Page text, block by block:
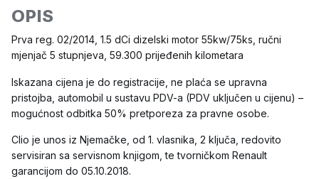
OPIS
Prva reg. 02/2014, 1.5 dCi dizelski motor 55kw/75ks, ručni
mjenjač 5 stupnjeva, 59.300 prijeđenih kilometara
Iskazana cijena je do registracije, ne plaća se upravna
pristojba, automobil u sustavu PDV-a (PDV uključen u cijenu) –
mogućnost odbitka 50% pretporeza za pravne osobe.
Clio je unos iz Njemačke, od 1. vlasnika, 2 ključa, redovito
servisiran sa servisnom knjigom, te tvorničkom Renault
garancijom do 05.10.2018.